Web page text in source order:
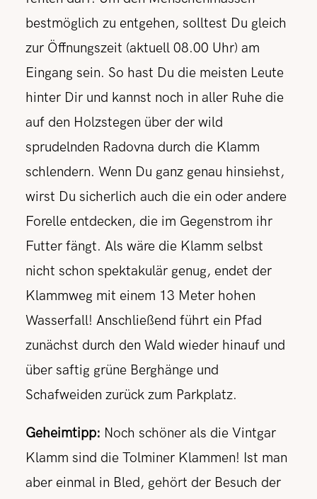
bestmöglich zu entgehen, solltest Du gleich
zur Öffnungszeit (aktuell 08.00 Uhr) am
Eingang sein. So hast Du die meisten Leute
hinter Dir und kannst noch in aller Ruhe die
auf den Holzstegen über der wild
sprudelnden Radovna durch die Klamm
schlendern. Wenn Du ganz genau hinsiehst,
wirst Du sicherlich auch die ein oder andere
Forelle entdecken, die im Gegenstrom ihr
Futter fängt. Als wäre die Klamm selbst
nicht schon spektakulär genug, endet der
Klammweg mit einem 13 Meter hohen
Wasserfall! Anschließend führt ein Pfad
zunächst durch den Wald wieder hinauf und
über saftig grüne Berghänge und
Schafweiden zurück zum Parkplatz.
Geheimtipp: Noch schöner als die Vintgar
Klamm sind die Tolminer Klammen! Ist man
aber einmal in Bled, gehört der Besuch der